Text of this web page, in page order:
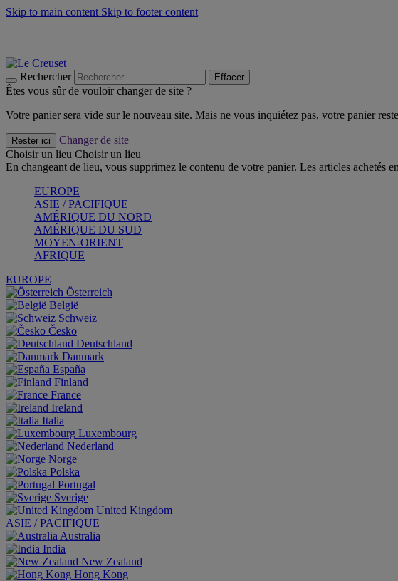
Skip to main content Skip to footer content
Rechercher Effacer
Êtes vous sûr de vouloir changer de site ?
Votre panier sera vide sur le nouveau site. Mais ne vous inquiétez pas, votre panier
Rester ici
Changer de site
Choisir un lieu Choisir un lieu
En changeant de lieu, vous supprimez le contenu de votre panier. Les articles achetés
EUROPE
ASIE / PACIFIQUE
AMÉRIQUE DU NORD
AMÉRIQUE DU SUD
MOYEN-ORIENT
AFRIQUE
EUROPE
Österreich
België
Schweiz
Česko
Deutschland
Danmark
España
Finland
France
Ireland
Italia
Luxembourg
Nederland
Norge
Polska
Portugal
Sverige
United Kingdom
ASIE / PACIFIQUE
Australia
India
New Zealand
Hong Kong